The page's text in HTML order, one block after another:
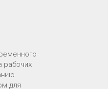
рабочих
для